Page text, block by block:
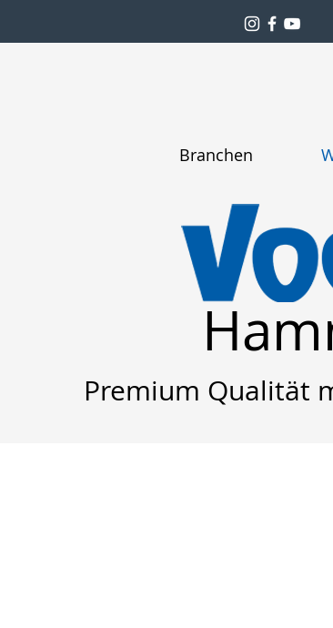
Branchen
Premium Qualität